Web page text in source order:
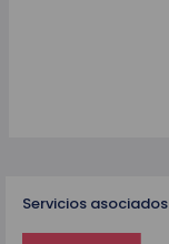
Servicios asociados